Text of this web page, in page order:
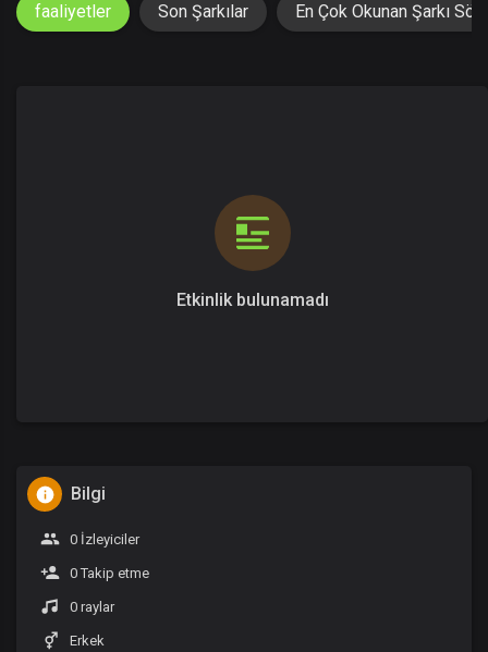
faaliyetler Son Şarkılar En Çok Okunan Şarkı
Etkinlik bulunamadı
Bilgi
0 İzleyiciler
0 Takip etme
0 raylar
Erkek